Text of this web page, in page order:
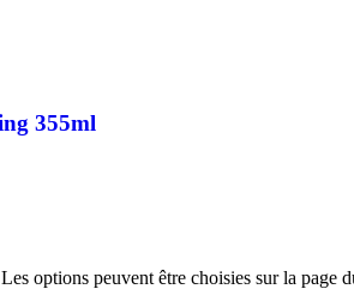
355ml
options peuvent être choisies sur la page